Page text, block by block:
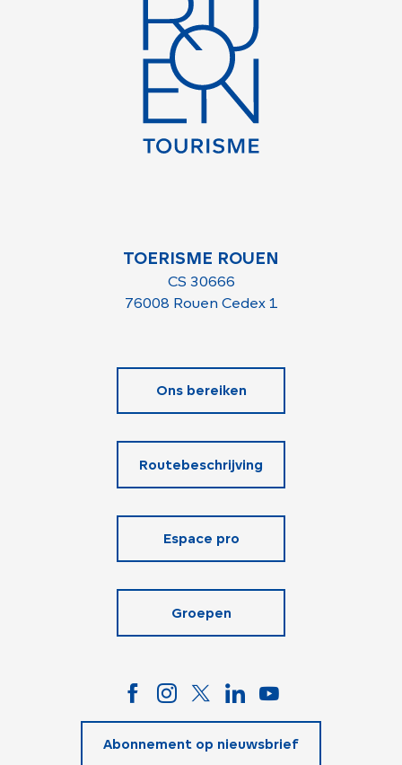
TOERISME ROUEN
CS 30666
76008 Rouen Cedex 1
Ons bereiken
Routebeschrijving
Espace pro
Groepen
Abonnement op nieuwsbrief